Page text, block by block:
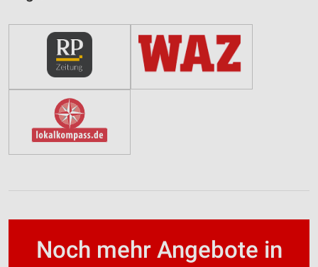
Noch mehr Angebote in